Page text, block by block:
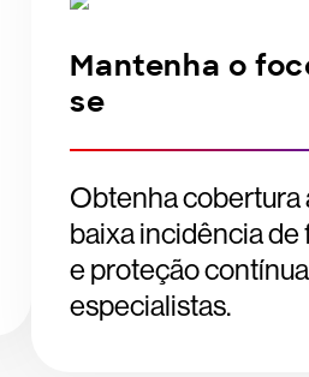
Mantenha o
se
Obtenha cobertura
baixa incidência de
e proteção
especialistas.